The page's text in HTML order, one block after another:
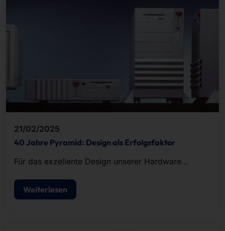
21/02/2025
40 Jahre Pyramid: Design als Erfolgsfaktor
Für das exzellente Design unserer Hardware
Unternehmensgeschichte immer wieder mit
Auszeichnungen geehrt.
Weiterlesen